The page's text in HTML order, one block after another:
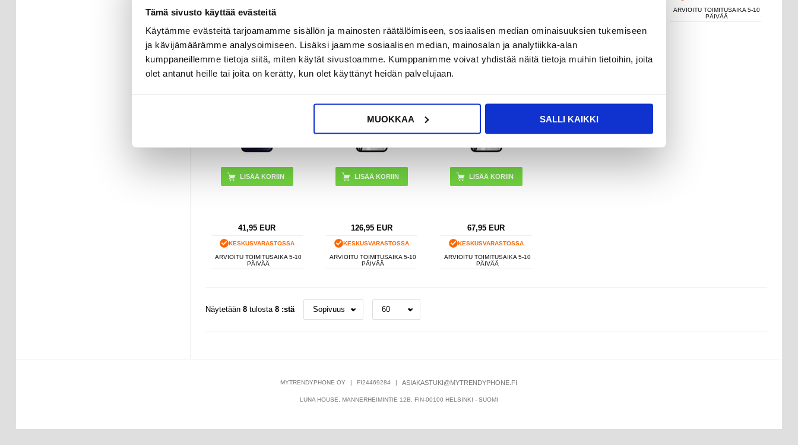
Tämä sivusto käyttää evästeitä
Käytämme evästeitä tarjoamamme sisällön ja mainosten räätälöimiseen, sosiaalisen median ominaisuuksien tukemiseen
ja kävijämäärämme analysoimiseen. Lisäksi jaamme sosiaalisen median, mainosalan ja analytiikka-alan
kumppaneillemme tietoja siitä, miten käytät sivustoamme. Kumppanimme voivat yhdistää näitä tietoja muihin tietoihin, joita
olet antanut heille tai joita on kerätty, kun olet käyttänyt heidän palvelujaan.
MUOKKAA SALLI KAIKKI
TOIMITUSAIKA: 2-3
ARKIPÄIVÄÄ
ARVIOITU TOIMITUSAIKA 5-10
PÄIVÄÄ
iPhone 12 mini Kameran
Linssi Korjaus
41,95 EUR
KESKUSVARASTOSSA
ARVIOITU TOIMITUSAIKA 5-10
PÄIVÄÄ
iPhone 12 mini LCD-
näytön ja Kosketusnäytön
Alkuperäinen laatu
126,95 EUR
KESKUSVARASTOSSA
ARVIOITU TOIMITUSAIKA 5-10
PÄIVÄÄ
iPhone 12 Mini LCD-
näytön ja Kosketusnäytön
67,95 EUR
KESKUSVARASTOSSA
ARVIOITU TOIMITUSAIKA 5-10
PÄIVÄÄ
Näytetään 8tulosta 8 :stä
MYTRENDYPHONE OY | FI24469284 | ASIAKASTUKI@MYTRENDYPHONE.FI
LUNA HOUSE, MANNERHEIMINTIE 12B, FIN-00100 HELSINKI - SUOMI